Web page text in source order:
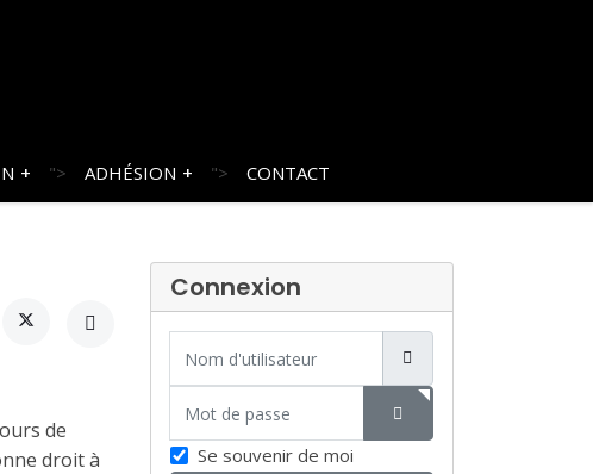
"> ADHÉSION "> CONTACT
de
droit à
Connexion
SHOW PASSWORD
Se souvenir de moi